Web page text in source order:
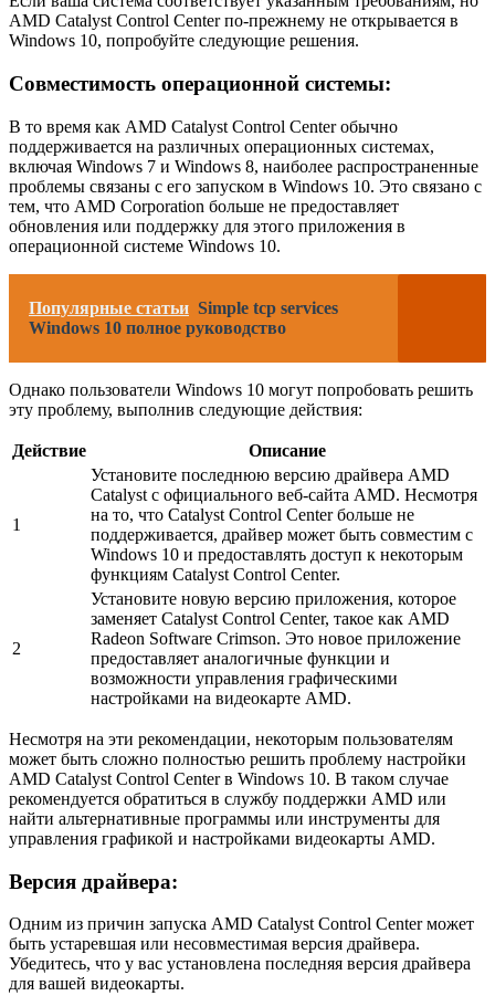
AMD Catalyst Control Center по-прежнему не открывается в
Windows 10, попробуйте следующие решения.
Совместимость операционной системы:
В то время как AMD Catalyst Control Center обычно
поддерживается на различных операционных системах,
включая Windows 7 и Windows 8, наиболее распространенные
проблемы связаны с его запуском в Windows 10. Это связано с
тем, что AMD Corporation больше не предоставляет
обновления или поддержку для этого приложения в
операционной системе Windows 10.
Популярные статьи Simple tcp services
Windows 10 полное руководство
Однако пользователи Windows 10 могут попробовать решить
эту проблему, выполнив следующие действия:
Действие Описание
1
Установите последнюю версию драйвера AMD
Catalyst с официального веб-сайта AMD. Несмотря
на то, что Catalyst Control Center больше не
поддерживается, драйвер может быть совместим с
Windows 10 и предоставлять доступ к некоторым
функциям Catalyst Control Center.
2
Установите новую версию приложения, которое
заменяет Catalyst Control Center, такое как AMD
Radeon Software Crimson. Это новое приложение
предоставляет аналогичные функции и
возможности управления графическими
настройками на видеокарте AMD.
Несмотря на эти рекомендации, некоторым пользователям
может быть сложно полностью решить проблему настройки
AMD Catalyst Control Center в Windows 10. В таком случае
рекомендуется обратиться в службу поддержки AMD или
найти альтернативные программы или инструменты для
управления графикой и настройками видеокарты AMD.
Версия драйвера:
Одним из причин запуска AMD Catalyst Control Center может
быть устаревшая или несовместимая версия драйвера.
Убедитесь, что у вас установлена последняя версия драйвера
для вашей видеокарты.